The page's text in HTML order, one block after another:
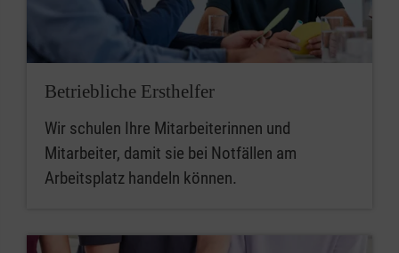
Betriebliche Ersthelfer
Wir schulen Ihre Mitarbeiterinnen und
Mitarbeiter, damit sie bei Notfällen am
Arbeitsplatz handeln können.